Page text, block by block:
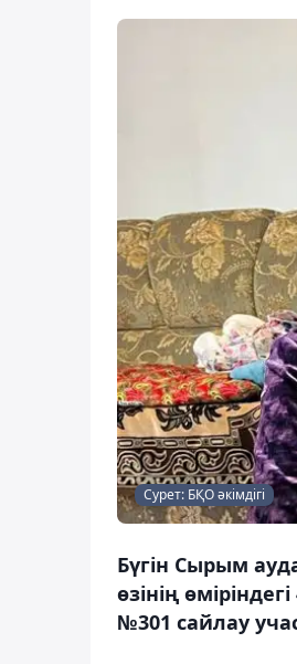
Сурет: БҚО әкімдігі
Бүгін Сырым
өзінің
№301 сайлау